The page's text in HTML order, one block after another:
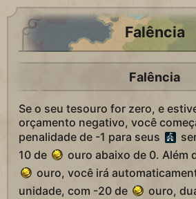
Falência
Falência
Se o seu tesouro for zero, e
orçamento negativo, você
penalidade de -1 para seus
10 de
ouro abaixo de 0. Além
ouro, você irá
unidade, com -20 de
ouro,